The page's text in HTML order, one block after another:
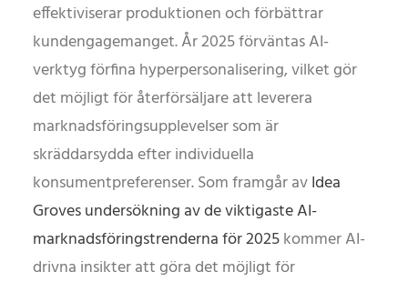
effektiviserar produktionen och förbättrar
kundengagemanget. År 2025 förväntas AI-
verktyg förfina hyperpersonalisering, vilket gör
det möjligt för återförsäljare att leverera
marknadsföringsupplevelser som är
skräddarsydda efter individuella
konsumentpreferenser. Som framgår avIdea
Groves undersökning av de viktigaste AI-
marknadsföringstrenderna för 2025kommer AI-
drivna insikter att göra det möjligt för